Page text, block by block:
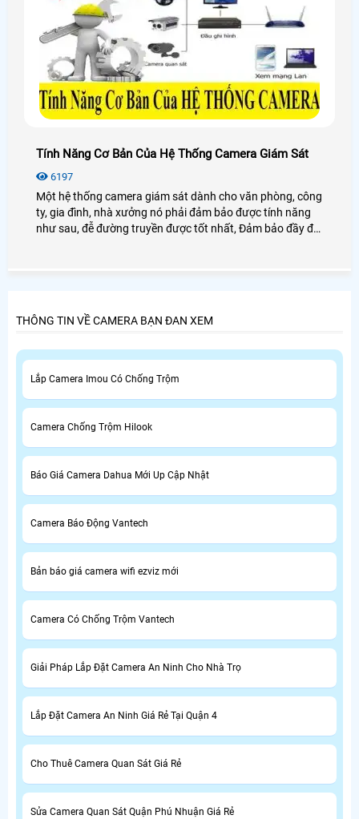
Tính Năng Cơ Bản Của Hệ Thống Camera Giám Sát
6197
Một hệ thống camera giám sát dành cho văn phòng, công
ty, gia đình, nhà xưởng nó phải đảm bảo được tính năng
như sau, đễ đường truyền được tốt nhất, Đảm bảo đầy đủ
THÔNG TIN VỀ CAMERA BẠN ĐAN XEM
Lắp Camera Imou Có Chống Trộm
Camera Chống Trộm Hilook
Báo Giá Camera Dahua Mới Up Cập Nhật
Camera Báo Động Vantech
Bản báo giá camera wifi ezviz mới
Camera Có Chống Trộm Vantech
Giải Pháp Lắp Đặt Camera An Ninh Cho Nhà Trọ
Lắp Đặt Camera An Ninh Giá Rẻ Tại Quận 4
Cho Thuê Camera Quan Sát Giá Rẻ
Sửa Camera Quan Sát Quận Phú Nhuận Giá Rẻ